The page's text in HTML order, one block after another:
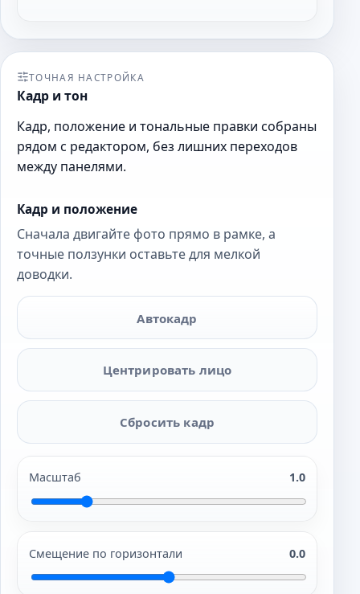
ТОЧНАЯ НАСТРОЙКА
Кадр и тон
Кадр, положение и тональные правки собраны
рядом с редактором, без лишних переходов
между панелями.
Кадр и положение
Сначала двигайте фото прямо в рамке, а
точные ползунки оставьте для мелкой
доводки.
Автокадр
Центрировать лицо
Сбросить кадр
Масштаб 1.0
Смещение по горизонтали 0.0